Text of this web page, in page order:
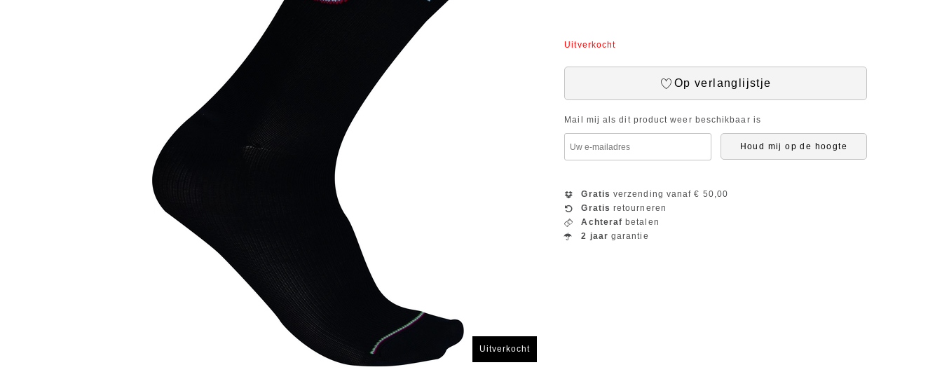
Uitverkocht
Uitverkocht
Op verlanglijstje
Mail mij als dit product weer beschikbaar is
Houd mij op de hoogte
Gratis verzending vanaf € 50,00
Gratis retourneren
Achteraf betalen
2 jaar garantie